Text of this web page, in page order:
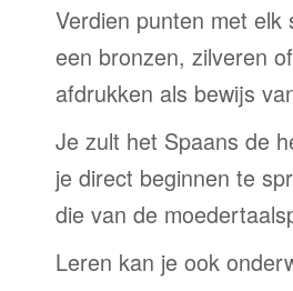
Verdien punten met
een bronzen, zilveren
afdrukken als bewijs
Je zult het Spaans de
je direct beginnen te
die van de
Leren kan je ook